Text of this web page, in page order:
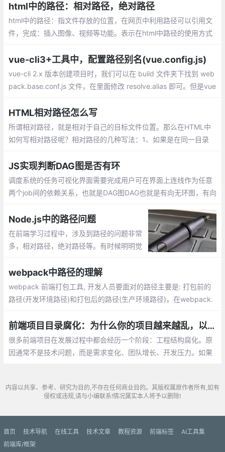
html中的路径：相对路径，绝对路径
html中的路径：指文件存放的位置，在网页中利用路径可以引用文
件，完成：插入图像、视频等功能。表示在html中路径的使用方式
vue-cli3+工具中，配置路径别名(vue.config.js)
vue-cli 2.x 版本创建项目时，我们可以在 build 文件夹下找到 web
pack.base.conf.js 文件，在里面修改 resolve.alias 即可。但是vue
件夹
HTML相对路径怎么写
所谓相对路径，就是相对于自己的目标文件位置。那么在HTML中
如何写相对路径呢？相对路径的几种写法：1、如果是在同一目录
JS实现判断DAG图是否有环
调度系统的任务可视化界面需要完成用户可在界面上连线作为任意
两个job间的依赖关系，也就是DAG图DAG也就是有向无环图，有向
点和终点相同的路径。
Node.js中的路径问题
在前端学习过程中，涉及到路径的问题非常
多，相对路径，绝对路径等。有时候明明觉
问题，但是到了线上就出现问题，因此弄懂
路径问题，非常关键
webpack中路径的理解
webpack 前端打包工具, 开发人员要面对的路径主要是: 打包前的
路径(开发环境路径)和打包后的路径(生产环境路径)，在webpack.
loader中的outputPath, publicPath
前端项目目录腐化：为什么你的项目越来越乱，以及如何重构
很多前端项目在发展过程中都会经历一个阶段：工程结构腐化。原
因通常不是技术问题，而是需求变化、团队增长、开发压力。如果
内容以共享、参考、研究为目的,不存在任何商业目的。其版权属原作者所有,如有
侵权或违规,请与小编联系!情况属实本人将予以删除!
首页 技术导航 在线工具 技术文章 教程资源 前端标签
AI工具集
前端库/框架